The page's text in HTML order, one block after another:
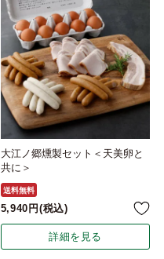
大江ノ郷燻製セット＜天美卵と
共に＞
送料無料
5,940 税込
詳細を見る